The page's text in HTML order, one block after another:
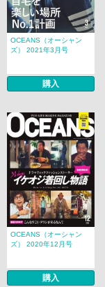
OCEANS（オーシャン
ズ） 2021年3月号
購入
OCEANS（オーシャン
ズ） 2020年12月号
購入